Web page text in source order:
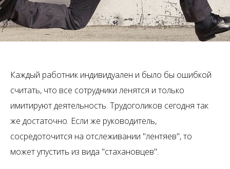
Каждый работник индивидуален и было бы ошибкой
считать, что все сотрудники ленятся и только
имитируют деятельность. Трудоголиков сегодня так
же достаточно. Если же руководитель,
сосредоточится на отслеживании "лентяев", то
может упустить из вида "стахановцев".